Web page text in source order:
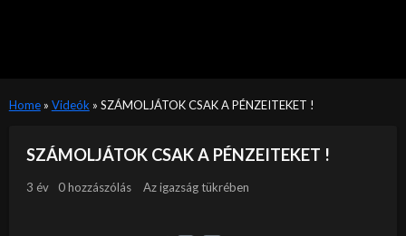
Home» Videók » SZÁMOLJÁTOK CSAK A PÉNZEITEKET !
SZÁMOLJÁTOK CSAK A PÉNZEITEKET !
3 év 0 hozzászólás Az igazság tükrében